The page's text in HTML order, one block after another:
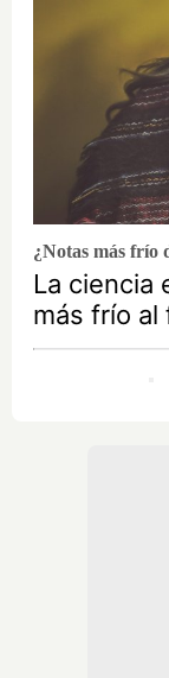
¿Notas más frío
La ciencia
más frío al